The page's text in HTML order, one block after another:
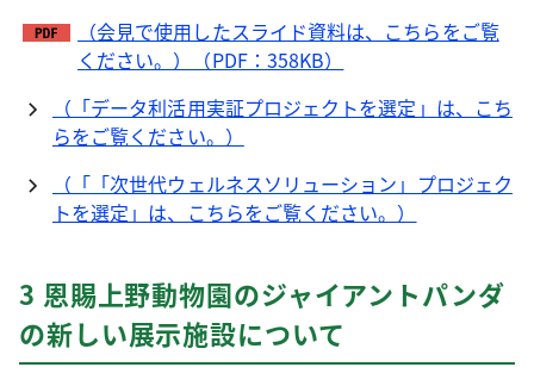
（会見で使用したスライド資料は、こちらをご覧
ください。）（PDF：358KB）
（「データ利活用実証プロジェクトを選定」は、こち
らをご覧ください。）
（「「次世代ウェルネスソリューション」プロジェク
トを選定」は、こちらをご覧ください。）
3 恩賜上野動物園のジャイアントパンダ
の新しい展示施設について